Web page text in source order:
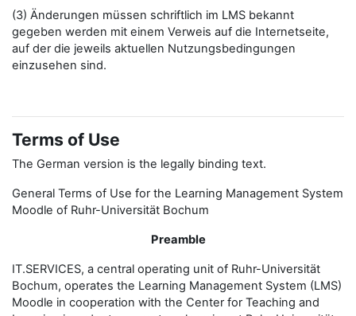
(3) Änderungen müssen schriftlich im LMS bekannt
gegeben werden mit einem Verweis auf die Internetseite,
auf der die jeweils aktuellen Nutzungsbedingungen
einzusehen sind.
Terms of Use
The German version is the legally binding text.
General Terms of Use for the Learning Management System
Moodle of Ruhr-Universität Bochum
Preamble
IT.SERVICES, a central operating unit of Ruhr-Universität
Bochum, operates the Learning Management System (LMS)
Moodle in cooperation with the Center for Teaching and